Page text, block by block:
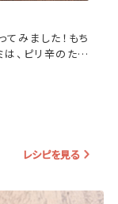
みました！もち
、ピリ辛のたれ
レシピを見る